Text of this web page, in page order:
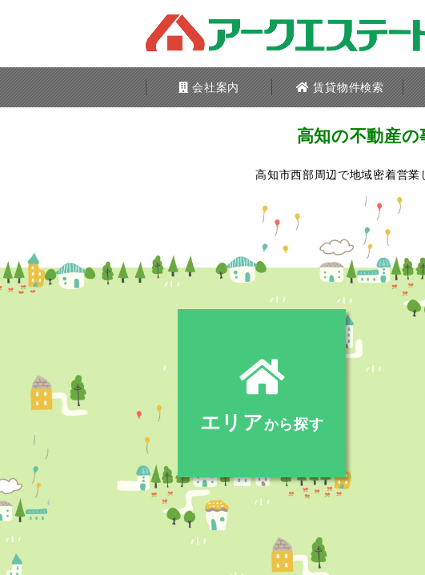
会社案内 賃貸物件検索
高知の不動産の
高知市西部周辺で地域密着営業
エリアから探す